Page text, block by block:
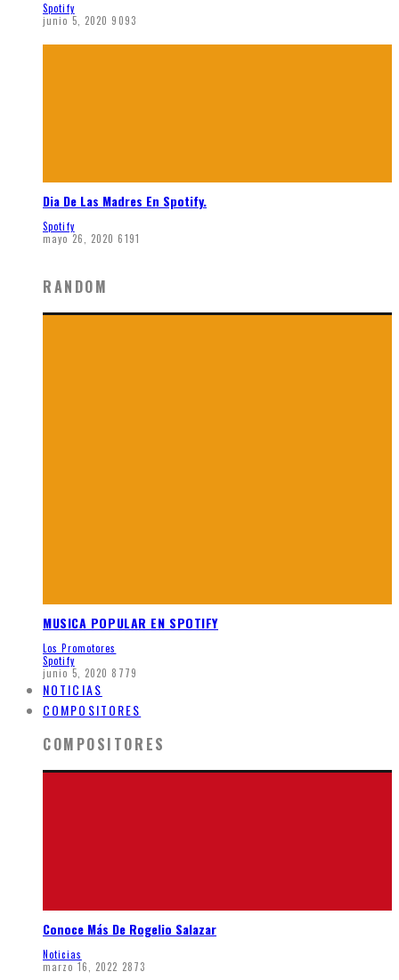
Spotify
junio 5, 2020 9093
Dia De Las Madres En Spotify.
Spotify
mayo 26, 2020 6191
RANDOM
MUSICA POPULAR EN SPOTIFY
Los Promotores
Spotify
junio 5, 2020 8779
NOTICIAS
COMPOSITORES
COMPOSITORES
Conoce Más De Rogelio Salazar
Noticias
marzo 16, 2022 2873